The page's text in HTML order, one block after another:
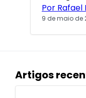
Por Rafael
9 de maio de
Artigos